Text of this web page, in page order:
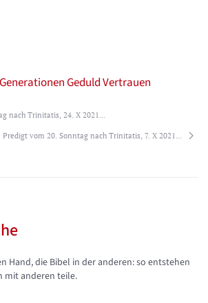
Generationen GeduldVertrauen
nach Trinitatis, 24. X 2021...
Predigt vom 20. Sonntag nach Trinitatis, 7. X 2021...
Autors beenden
Hand, die Bibel in der anderen: so entstehen
mit anderen teile.